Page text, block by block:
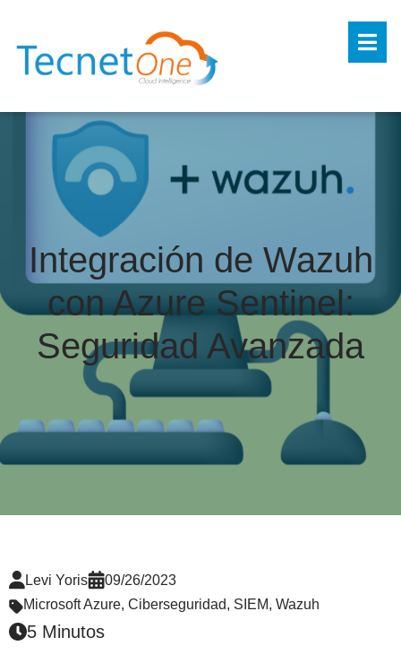
Integración de Wazuh
con Azure Sentinel:
Seguridad Avanzada
Levi Yoris
09/26/2023
Microsoft Azure, Ciberseguridad, SIEM, Wazuh
5 Minutos